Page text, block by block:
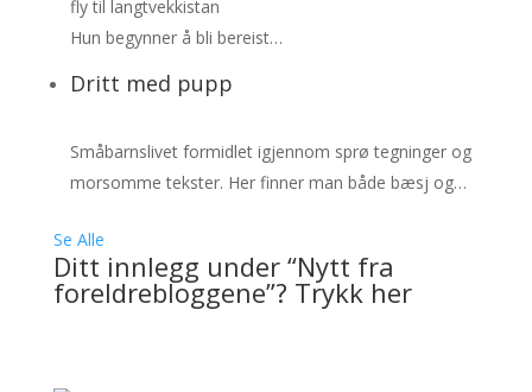
fly til langtvekkistan
Hun begynner å bli bereist…
Dritt med pupp
Småbarnslivet formidlet igjennom sprø tegninger og
morsomme tekster. Her finner man både bæsj og…
Se Alle
Ditt innlegg under “Nytt fra
foreldrebloggene”? Trykk her